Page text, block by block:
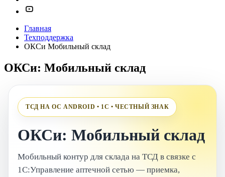
Главная
Техподдержка
ОКСи Мобильный склад
ОКСи: Мобильный склад
ТСД НА ОС ANDROID • 1С • ЧЕСТНЫЙ ЗНАК
ОКСи: Мобильный склад
Мобильный контур для склада на ТСД в связке с
1С:Управление аптечной сетью — приемка,